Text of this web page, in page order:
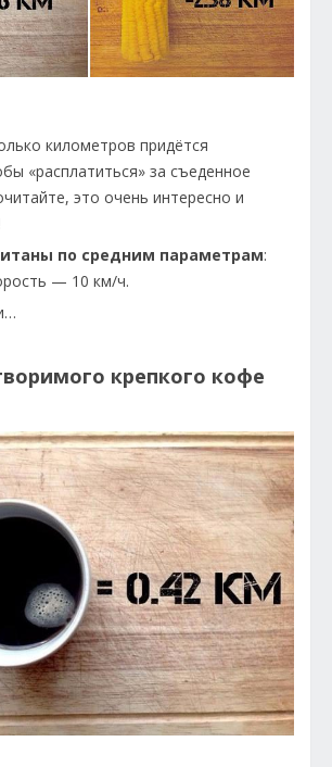
километров придётся
«расплатиться» за съеденное
это очень интересно и
по средним параметрам:
— 10 км/ч.
крепкого кофе